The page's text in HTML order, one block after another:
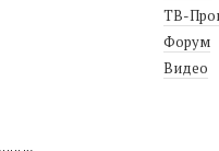
ТВ-
Форум
Видео